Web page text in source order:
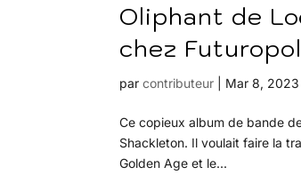
Oliphant de
chez
parcontributeur Mar 8, 2023
Ce copieux album de bande
Shackleton. Il voulait faire la
Golden Age et le...